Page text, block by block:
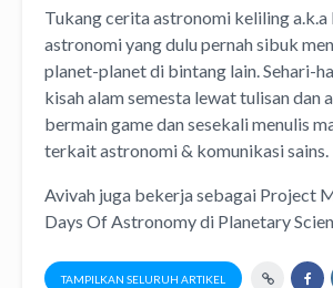
Tukang cerita astronomi kelilinga.k.a
astronomiyang dulu pernah sibuk
planet-planet di bintang lain. Sehari-
kisah alam semesta lewattulisandan
bermain game dan sesekali menulis
terkait astronomi & komunikasi sains.
Avivah juga bekerja sebagai Project
Days Of Astronomydi Planetary
TAMPILKAN SELURUH ARTIKEL